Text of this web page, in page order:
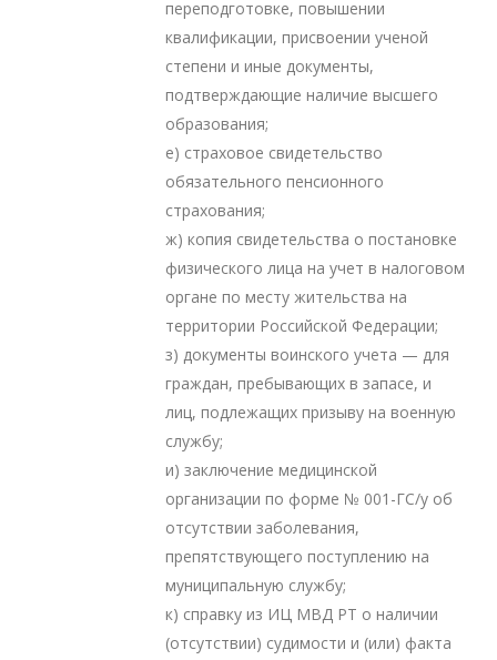
переподготовке, повышении
квалификации, присвоении ученой
степени и иные документы,
подтверждающие наличие высшего
образования;
е) страховое свидетельство
обязательного пенсионного
страхования;
ж) копия свидетельства о постановке
физического лица на учет в налоговом
органе по месту жительства на
территории Российской Федерации;
з) документы воинского учета — для
граждан, пребывающих в запасе, и
лиц, подлежащих призыву на военную
службу;
и) заключение медицинской
организации по форме № 001-ГС/у об
отсутствии заболевания,
препятствующего поступлению на
муниципальную службу;
к) справку из ИЦ МВД РТ о наличии
(отсутствии) судимости и (или) факта